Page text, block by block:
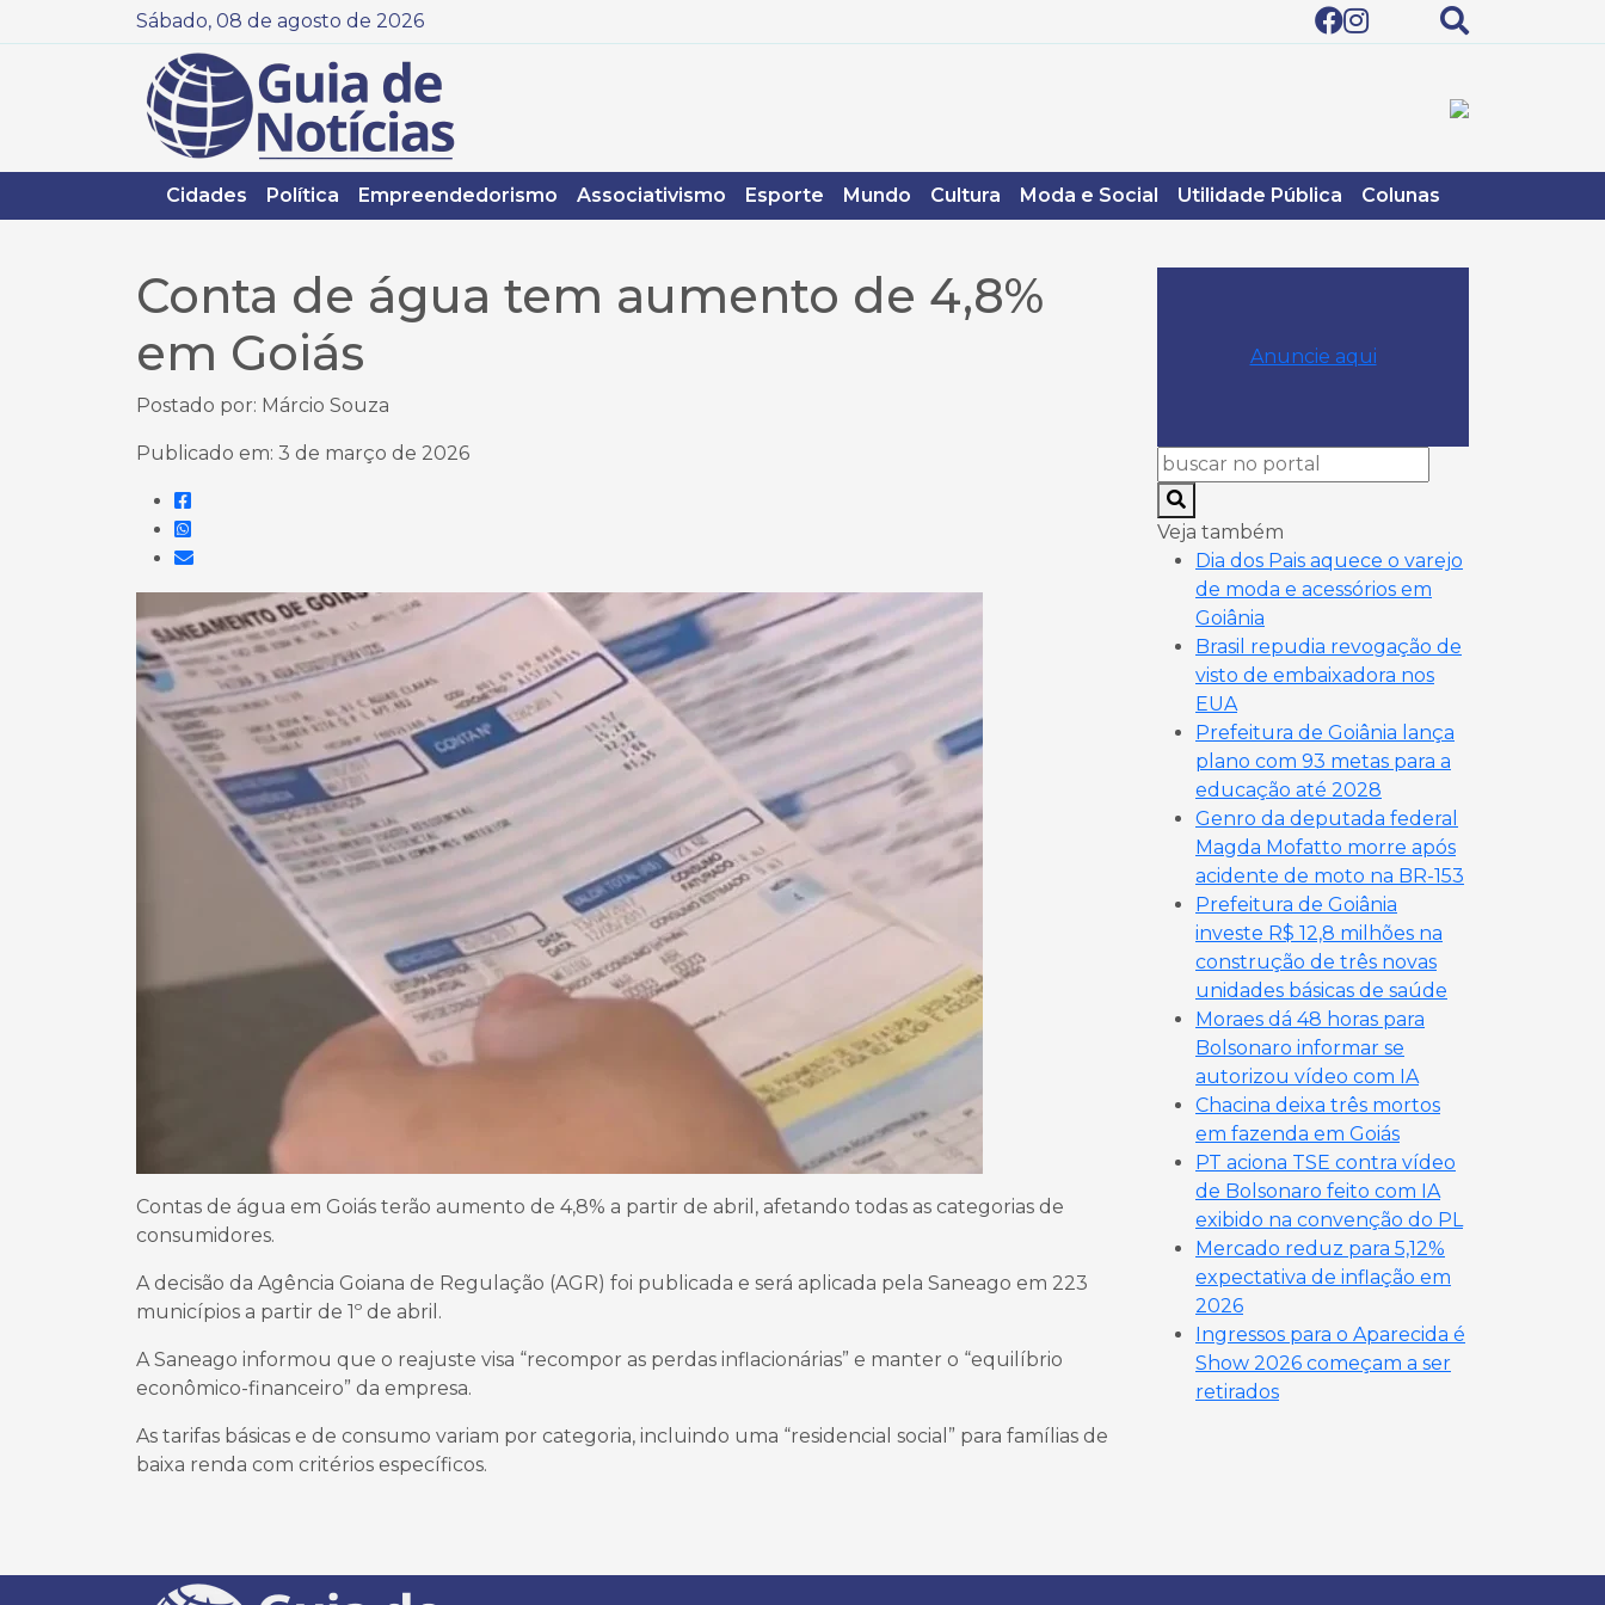
Sábado, 08 de agosto de 2026
Cidades Política Empreendedorismo Associativismo Esporte Mundo Cultura Moda e Social Utilidade Pública Colunas
Conta de água tem aumento de 4,8%
em Goiás
Postado por: Márcio Souza
Publicado em: 3 de março de 2026
Contas de água em Goiás terão aumento de 4,8% a partir de abril, afetando todas as categorias de
consumidores.
A decisão da Agência Goiana de Regulação (AGR) foi publicada e será aplicada pela Saneago em 223
municípios a partir de 1º de abril.
A Saneago informou que o reajuste visa “recompor as perdas inflacionárias” e manter o “equilíbrio
econômico-financeiro” da empresa.
As tarifas básicas e de consumo variam por categoria, incluindo uma “residencial social” para famílias de
baixa renda com critérios específicos.
Anuncie aqui
Veja também
Dia dos Pais aquece o varejo
de moda e acessórios em
Goiânia
Brasil repudia revogação de
visto de embaixadora nos
EUA
Prefeitura de Goiânia lança
plano com 93 metas para a
educação até 2028
Genro da deputada federal
Magda Mofatto morre após
acidente de moto na BR-153
Prefeitura de Goiânia
investe R$ 12,8 milhões na
construção de três novas
unidades básicas de saúde
Moraes dá 48 horas para
Bolsonaro informar se
autorizou vídeo com IA
Chacina deixa três mortos
em fazenda em Goiás
PT aciona TSE contra vídeo
de Bolsonaro feito com IA
exibido na convenção do PL
Mercado reduz para 5,12%
expectativa de inflação em
2026
Ingressos para o Aparecida é
Show 2026 começam a ser
retirados